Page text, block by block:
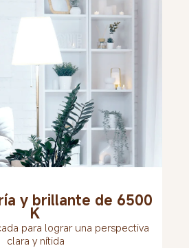
y brillante de 6500
K
para lograr una perspectiva
clara y nítida